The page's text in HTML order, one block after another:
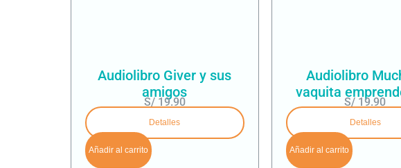
Audiolibro Giver y sus
amigos
S/19.90
Detalles
Añadir al carrito
Audiolibro
vaquita
S/ 19.90
Detalles
Añadir al carrito